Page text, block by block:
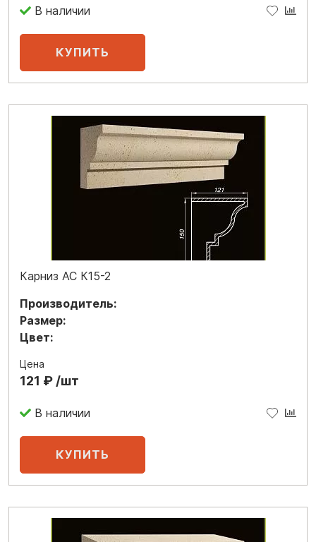
В наличии
Карниз АС К15-2
Производитель:
Размер:
Цвет:
Цена
121 ₽ /шт
В наличии